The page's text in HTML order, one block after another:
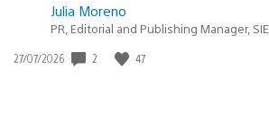
Julia Moreno
PR, Editorial and Publishing Manager, SIE
Data
27/07/2026 2 47